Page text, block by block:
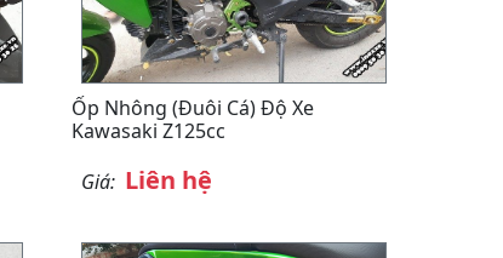
Ốp Nhông (Đuôi Cá) Độ Xe
Kawasaki Z125cc
Giá: Liên hệ